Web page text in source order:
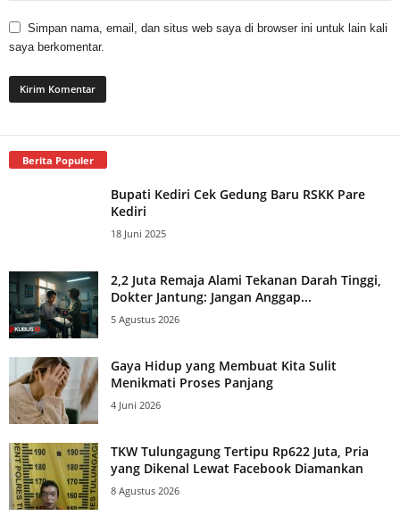
Simpan nama, email, dan situs web saya di browser ini untuk lain kali
saya berkomentar.
Berita Populer
Bupati Kediri Cek Gedung Baru RSKK Pare
Kediri
18 Juni 2025
2,2 Juta Remaja Alami Tekanan Darah Tinggi,
Dokter Jantung: Jangan Anggap...
5 Agustus 2026
Gaya Hidup yang Membuat Kita Sulit
Menikmati Proses Panjang
4 Juni 2026
TKW Tulungagung Tertipu Rp622 Juta, Pria
yang Dikenal Lewat Facebook Diamankan
8 Agustus 2026